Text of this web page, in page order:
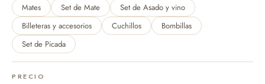
Mates Set de Mate
Set de Asado y vino
Billeteras y accesorios
Cuchillos
Bombillas
Set de Picada
PRECIO
escritorio y cajas